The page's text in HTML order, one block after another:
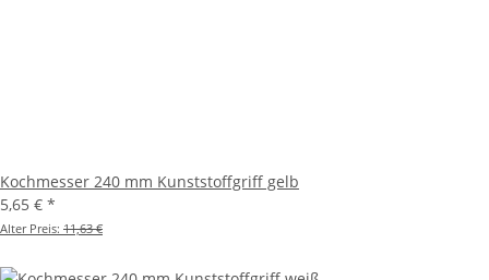
Kochmesser 240 mm Kunststoffgriff gelb
5,65 € *
Alter Preis: 11,63 €